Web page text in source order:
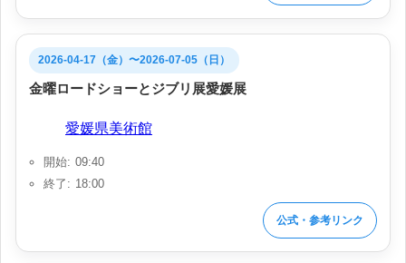
2026-04-17（金）〜2026-07-05（日）
金曜ロードショーとジブリ展愛媛展
愛媛県美術館
開始: 09:40
終了: 18:00
公式・参考リンク